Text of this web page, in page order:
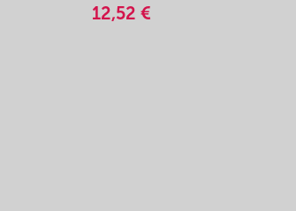
12,52 €